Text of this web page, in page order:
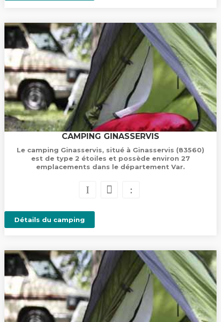
CAMPING GINASSERVIS
Le camping Ginasservis, situé à Ginasservis (83560)
est de type 2 étoiles et possède environ 27
emplacements dans le département Var.
Détails du camping